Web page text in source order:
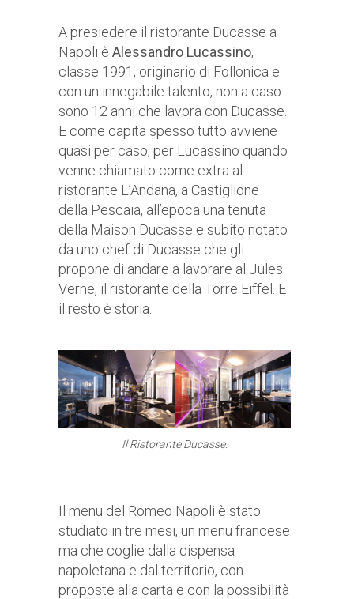
A presiedere il ristorante Ducasse a
Napoli è Alessandro Lucassino,
classe 1991, originario di Follonica e
con un innegabile talento, non a caso
sono 12 anni che lavora con Ducasse.
E come capita spesso tutto avviene
quasi per caso, per Lucassino quando
venne chiamato come extra al
ristorante L’Andana, a Castiglione
della Pescaia, all’epoca una tenuta
della Maison Ducasse e subito notato
da uno chef di Ducasse che gli
propone di andare a lavorare al Jules
Verne, il ristorante della Torre Eiffel. E
il resto è storia.
Il Ristorante Ducasse.
Il menu del Romeo Napoli è stato
studiato in tre mesi, un menu francese
ma che coglie dalla dispensa
napoletana e dal territorio, con
proposte alla carta e con la possibilità